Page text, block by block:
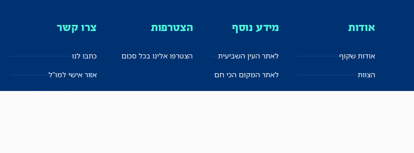
אודות
אודות שקוף
הצוות
הישגים
מידע נוסף
לאתר העין השביעית
לאתר המקום הכי חם
שקיפות עצמית
הצטרפות
הצטרפו אלינו בכל סכום
צרו קשר
כתבו לנו
אזור אישי למו"ל
תיבת הדלפות (מייל אדום)